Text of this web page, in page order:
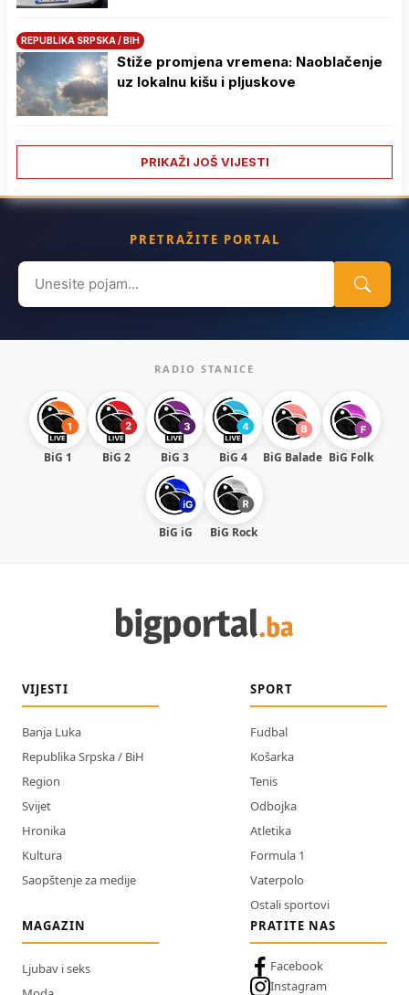
REPUBLIKA SRPSKA / BIH
Stiže promjena vremena: Naoblačenje
uz lokalnu kišu i pljuskove
PRIKAŽI JOŠ VIJESTI
PRETRAŽITE PORTAL
Search
for:
RADIO STANICE
BiG 1 BiG 2 BiG 3 BiG 4 BiG Balade BiG Folk
BiG iG BiG Rock
VIJESTI
Banja Luka
Republika Srpska / BiH
Region
Svijet
Hronika
Kultura
Saopštenje za medije
SPORT
Fudbal
Košarka
Tenis
Odbojka
Atletika
Formula 1
Vaterpolo
Ostali sportovi
MAGAZIN
Ljubav i seks
PRATITE NAS
Facebook
Instagram